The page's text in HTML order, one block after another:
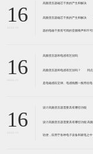
16
高频变压器磁芯干扰的产生和解决
高频变压器磁芯干扰的产生和解决
器的电磁干扰有可闻的音频噪声和不
16
高频变压器和电感有区别吗
高频变压器和电感有区别吗？ 同点
是电磁感应定律。电感线圈一般用在
16
设计高频变压器需要具有哪些功能
设计高频变压器需要具有哪些功能 高
轻便，应用于各种电子设备和家电之